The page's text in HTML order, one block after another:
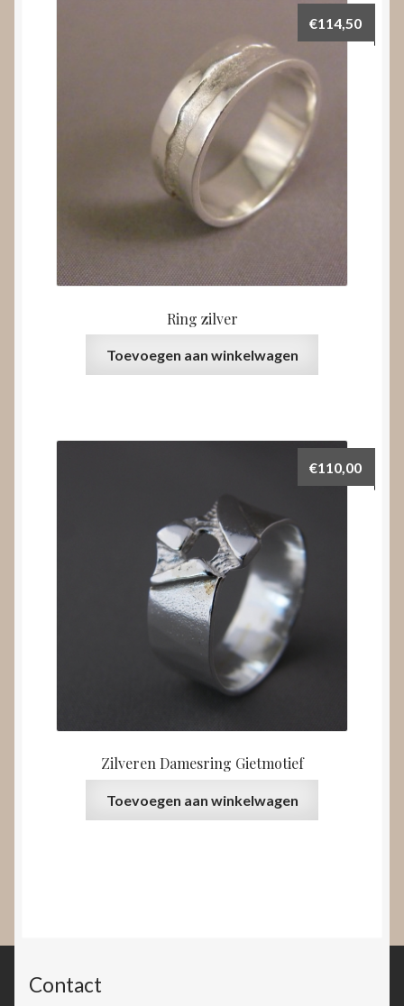
Ring zilver
€114,50
Toevoegen aan winkelwagen
Zilveren Damesring Gietmotief
€110,00
Toevoegen aan winkelwagen
Contact